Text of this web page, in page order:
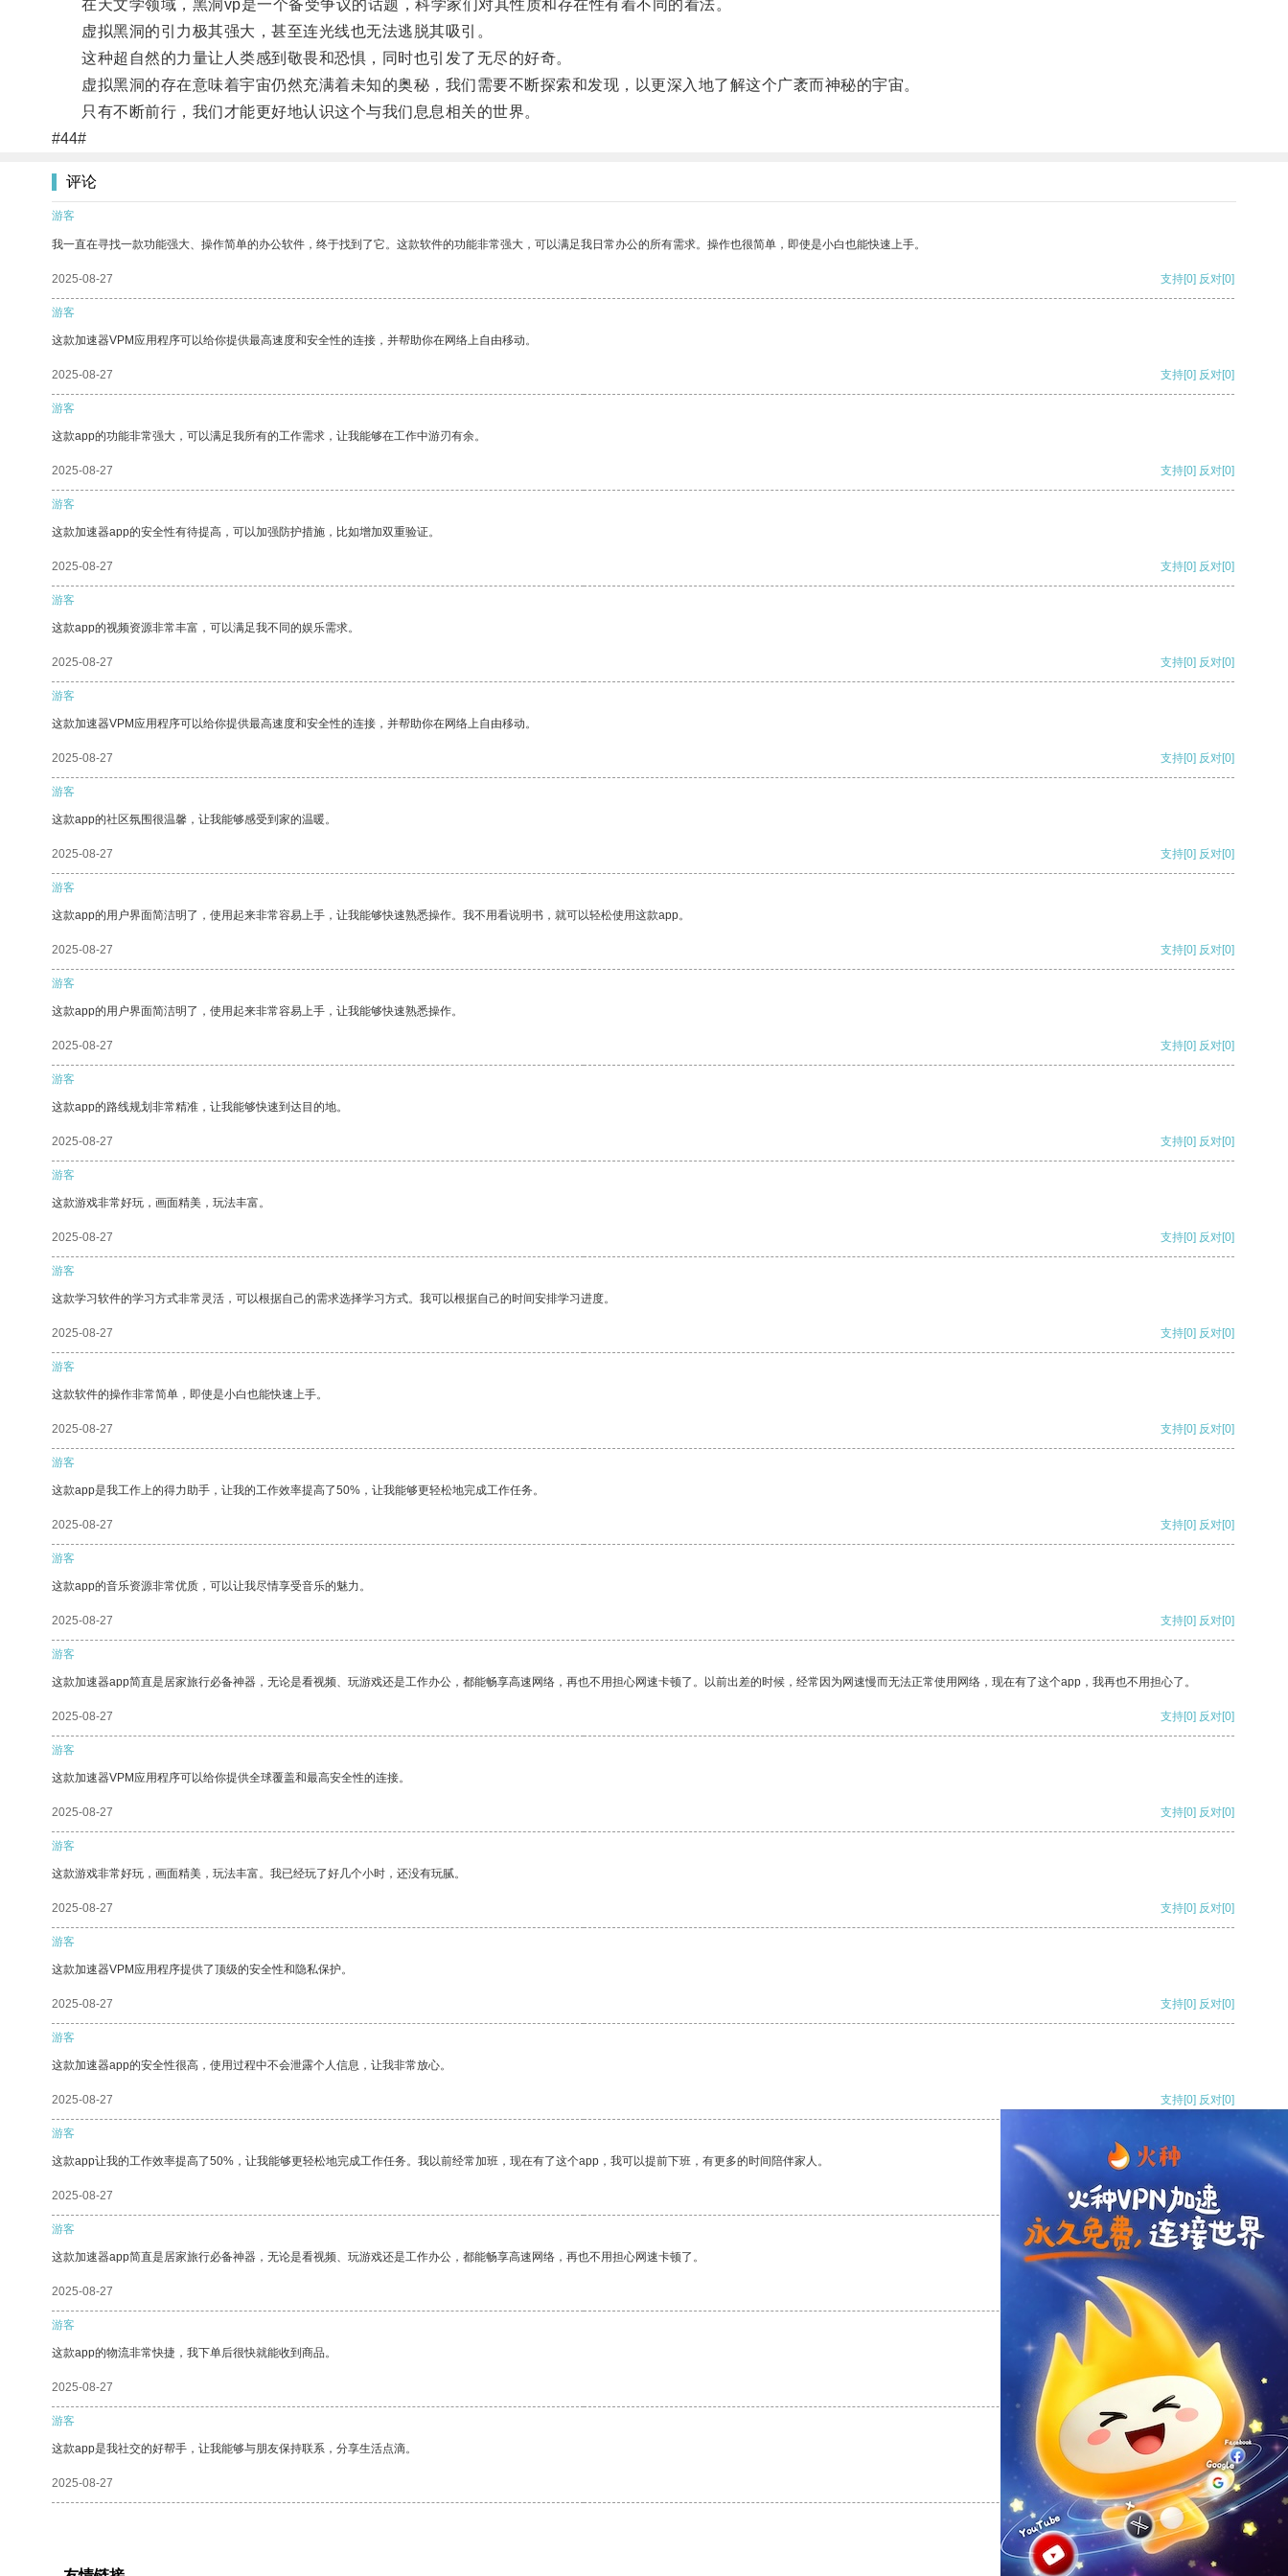
在天文学领域，黑洞vp是一个备受争议的话题，科学家们对其性质和存在性有着不同的看法。
虚拟黑洞的引力极其强大，甚至连光线也无法逃脱其吸引。
这种超自然的力量让人类感到敬畏和恐惧，同时也引发了无尽的好奇。
虚拟黑洞的存在意味着宇宙仍然充满着未知的奥秘，我们需要不断探索和发现，以更深入地了解这个广袤而神秘的宇宙。
只有不断前行，我们才能更好地认识这个与我们息息相关的世界。
#44#
评论
游客
我一直在寻找一款功能强大、操作简单的办公软件，终于找到了它。这款软件的功能非常强大，可以满足我日常办公的所有需求。操作也很简单，即使是小白也能快速上手。
2025-08-27 支持[0] 反对[0]
游客
这款加速器VPM应用程序可以给你提供最高速度和安全性的连接，并帮助你在网络上自由移动。
2025-08-27 支持[0] 反对[0]
游客
这款app的功能非常强大，可以满足我所有的工作需求，让我能够在工作中游刃有余。
2025-08-27 支持[0] 反对[0]
游客
这款加速器app的安全性有待提高，可以加强防护措施，比如增加双重验证。
2025-08-27 支持[0] 反对[0]
游客
这款app的视频资源非常丰富，可以满足我不同的娱乐需求。
2025-08-27 支持[0] 反对[0]
游客
这款加速器VPM应用程序可以给你提供最高速度和安全性的连接，并帮助你在网络上自由移动。
2025-08-27 支持[0] 反对[0]
游客
这款app的社区氛围很温馨，让我能够感受到家的温暖。
2025-08-27 支持[0] 反对[0]
游客
这款app的用户界面简洁明了，使用起来非常容易上手，让我能够快速熟悉操作。我不用看说明书，就可以轻松使用这款app。
2025-08-27 支持[0] 反对[0]
游客
这款app的用户界面简洁明了，使用起来非常容易上手，让我能够快速熟悉操作。
2025-08-27 支持[0] 反对[0]
游客
这款app的路线规划非常精准，让我能够快速到达目的地。
2025-08-27 支持[0] 反对[0]
游客
这款游戏非常好玩，画面精美，玩法丰富。
2025-08-27 支持[0] 反对[0]
游客
这款学习软件的学习方式非常灵活，可以根据自己的需求选择学习方式。我可以根据自己的时间安排学习进度。
2025-08-27 支持[0] 反对[0]
游客
这款软件的操作非常简单，即使是小白也能快速上手。
2025-08-27 支持[0] 反对[0]
游客
这款app是我工作上的得力助手，让我的工作效率提高了50%，让我能够更轻松地完成工作任务。
2025-08-27 支持[0] 反对[0]
游客
这款app的音乐资源非常优质，可以让我尽情享受音乐的魅力。
2025-08-27 支持[0] 反对[0]
游客
这款加速器app简直是居家旅行必备神器，无论是看视频、玩游戏还是工作办公，都能畅享高速网络，再也不用担心网速卡顿了。以前出差的时候，经常因为网速慢而无法正常使用网络，现在有了这个app，我再也不用担心了。
2025-08-27 支持[0] 反对[0]
游客
这款加速器VPM应用程序可以给你提供全球覆盖和最高安全性的连接。
2025-08-27 支持[0] 反对[0]
游客
这款游戏非常好玩，画面精美，玩法丰富。我已经玩了好几个小时，还没有玩腻。
2025-08-27 支持[0] 反对[0]
游客
这款加速器VPM应用程序提供了顶级的安全性和隐私保护。
2025-08-27 支持[0] 反对[0]
游客
这款加速器app的安全性很高，使用过程中不会泄露个人信息，让我非常放心。
2025-08-27 支持[0] 反对[0]
游客
这款app让我的工作效率提高了50%，让我能够更轻松地完成工作任务。我以前经常加班，现在有了这个app，我可以提前下班，有更多的时间陪伴家人。
2025-08-27 支持[0] 反对
游客
这款加速器app简直是居家旅行必备神器，无论是看视频、玩游戏还是工作办公，都能畅享高速网络，再也不用担心网速卡顿了。
2025-08-27 支持
游客
这款app的物流非常快捷，我下单后很快就能收到商品。
2025-08-27 反对 [0]
游客
这款app是我社交的好帮手，让我能够与朋友保持联系，分享生活点滴。
2025-08-27 支持[0] 反对[0]